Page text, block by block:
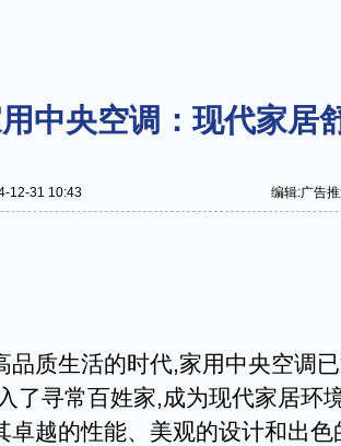
中央空调：现代家居
12-31 10:43 编辑:广告
品质生活的时代,家用中央空调
了寻常百姓家,成为现代家居环
卓越的性能、美观的设计和出